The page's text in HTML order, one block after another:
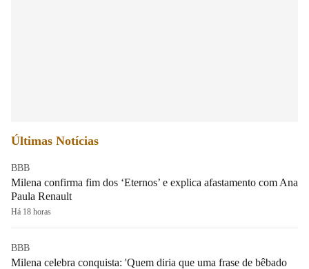
Últimas Notícias
BBB
Milena confirma fim dos ‘Eternos’ e explica afastamento com Ana
Paula Renault
Há 18 horas
BBB
Milena celebra conquista: 'Quem diria que uma frase de bêbado